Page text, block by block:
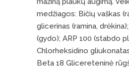
medžiagos: Bičių vaškas
glicerinas (ramina,
(gydo); ARP 100 (stabdo
Chlorheksidino
Beta 18 Glicereteninė